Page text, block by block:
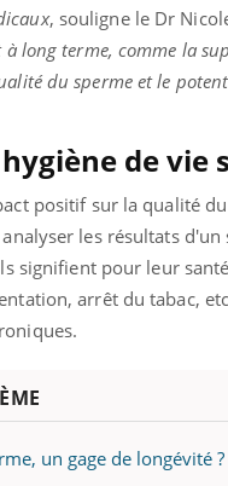
, souligne le Dr
long terme, comme la
du sperme et le
de vie
positif sur la qualité
les résultats
signifient pour leur
arrêt du tabac,
un gage de longévité ?